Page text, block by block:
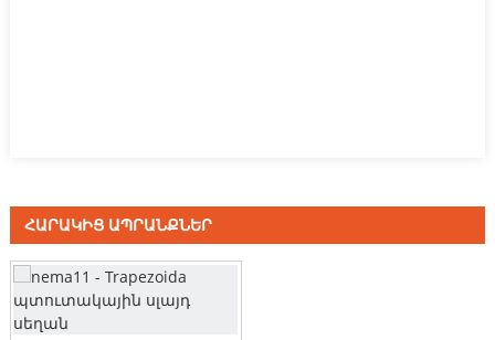
ՀԱՐԱԿԻՑ ԱՊՐԱՆՔՆԵՐ